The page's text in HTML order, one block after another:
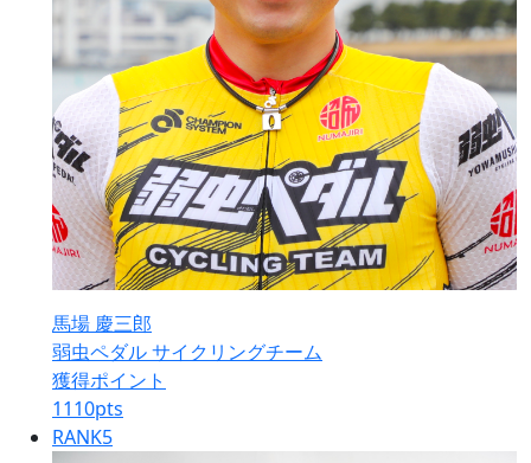
馬場 慶三郎
弱虫ペダル サイクリングチーム
獲得ポイント
1110pts
RANK5